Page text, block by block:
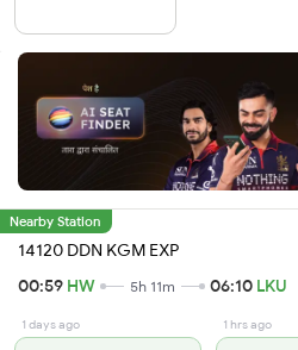
Nearby Station
14120 DDN KGM EXP
00:59 HW 5h 11m 06:10 LKU
1 days ago 1 hrs ago